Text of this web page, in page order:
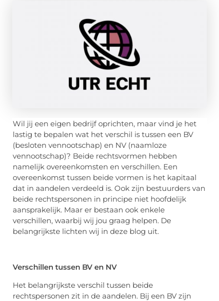
Wil jij een eigen bedrijf oprichten, maar vind je het
lastig te bepalen wat het verschil is tussen een BV
(besloten vennootschap) en NV (naamloze
vennootschap)? Beide rechtsvormen hebben
namelijk overeenkomsten en verschillen. Een
overeenkomst tussen beide vormen is het kapitaal
dat in aandelen verdeeld is. Ook zijn bestuurders van
beide rechtspersonen in principe niet hoofdelijk
aansprakelijk. Maar er bestaan ook enkele
verschillen, waarbij wij jou graag helpen. De
belangrijkste lichten wij in deze blog uit.
Verschillen tussen BV en NV
Het belangrijkste verschil tussen beide
rechtspersonen zit in de aandelen. Bij een BV zijn